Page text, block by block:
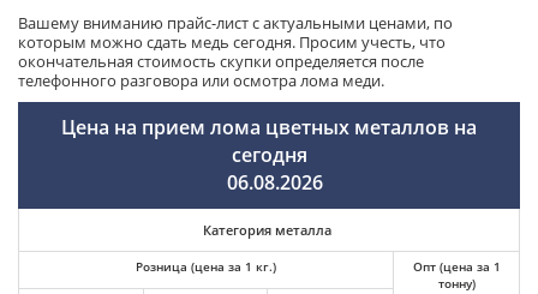
Вашему вниманию прайс-лист с актуальными ценами, по
которым можно сдать медь сегодня. Просим учесть, что
окончательная стоимость скупки определяется после
телефонного разговора или осмотра лома меди.
Цена на прием лома цветных металлов на
сегодня
06.08.2026
Категория металла
Розница (цена за 1 кг.)
Опт (цена за 1
тонну)